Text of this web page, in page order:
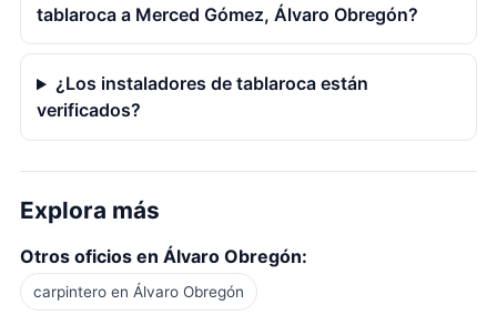
tablaroca a Merced Gómez, Álvaro Obregón?
¿Los instaladores de tablaroca están
verificados?
Explora más
Otros oficios en Álvaro Obregón:
carpintero en Álvaro Obregón